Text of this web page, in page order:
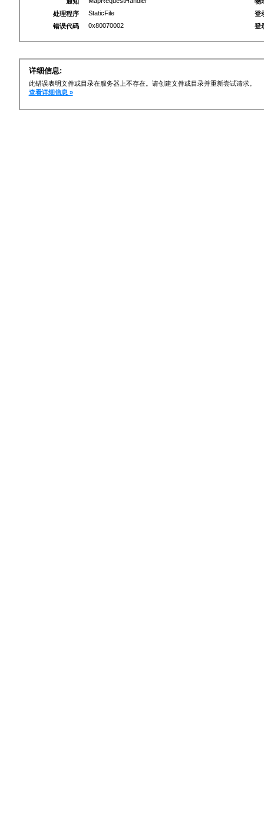
处理程序
StaticFile
错误代码
0x80070002
登
登
详细信息:
此错误表明文件或目录在服务器上不存在。请创建文件或目录并重新尝试请求。
查看详细信息 »